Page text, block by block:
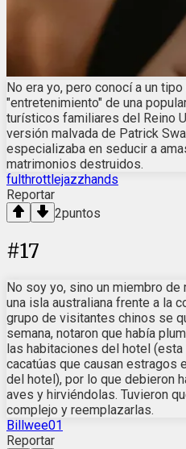
No era yo, pero conocí a un
"entretenimiento" de una
turísticos familiares del Reino
versión malvada de Patrick
especializaba en seducir a
matrimonios destruidos.
fulthrottlejazzhands
Reportar
2puntos
#17
No soy yo, sino un miembro de
una isla australiana frente a la
grupo de visitantes chinos se
semana, notaron que había
las habitaciones del hotel
cacatúas que causan estragos
del hotel), por lo que debieron
aves y hirviéndolas. Tuvieron
complejo y reemplazarlas.
Billwee01
Reportar